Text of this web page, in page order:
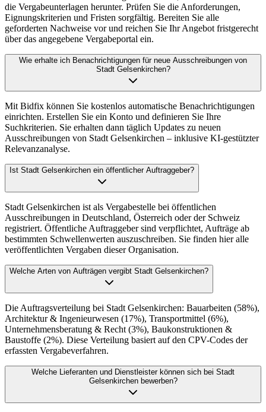
die Vergabeunterlagen herunter. Prüfen Sie die Anforderungen,
Eignungskriterien und Fristen sorgfältig. Bereiten Sie alle
geforderten Nachweise vor und reichen Sie Ihr Angebot fristgerecht
über das angegebene Vergabeportal ein.
Wie erhalte ich Benachrichtigungen für neue Ausschreibungen von
Stadt Gelsenkirchen?
Mit Bidfix können Sie kostenlos automatische Benachrichtigungen
einrichten. Erstellen Sie ein Konto und definieren Sie Ihre
Suchkriterien. Sie erhalten dann täglich Updates zu neuen
Ausschreibungen von Stadt Gelsenkirchen – inklusive KI-gestützter
Relevanzanalyse.
Ist Stadt Gelsenkirchen ein öffentlicher Auftraggeber?
Stadt Gelsenkirchen ist als Vergabestelle bei öffentlichen
Ausschreibungen in Deutschland, Österreich oder der Schweiz
registriert. Öffentliche Auftraggeber sind verpflichtet, Aufträge ab
bestimmten Schwellenwerten auszuschreiben. Sie finden hier alle
veröffentlichten Vergaben dieser Organisation.
Welche Arten von Aufträgen vergibt Stadt Gelsenkirchen?
Die Auftragsverteilung bei Stadt Gelsenkirchen: Bauarbeiten (58%),
Architektur & Ingenieurwesen (17%), Transportmittel (6%),
Unternehmensberatung & Recht (3%), Baukonstruktionen &
Baustoffe (2%). Diese Verteilung basiert auf den CPV-Codes der
erfassten Vergabeverfahren.
Welche Lieferanten und Dienstleister können sich bei Stadt
Gelsenkirchen bewerben?